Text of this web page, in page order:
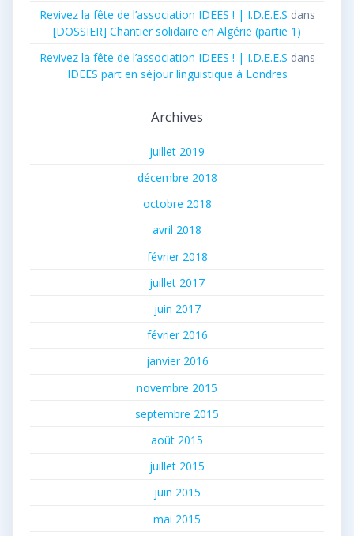
Revivez la fête de l’association IDEES ! | I.D.E.E.S dans
[DOSSIER] Chantier solidaire en Algérie (partie 1)
Revivez la fête de l’association IDEES ! | I.D.E.E.S dans
IDEES part en séjour linguistique à Londres
Archives
juillet 2019
décembre 2018
octobre 2018
avril 2018
février 2018
juillet 2017
juin 2017
février 2016
janvier 2016
novembre 2015
septembre 2015
août 2015
juillet 2015
juin 2015
mai 2015